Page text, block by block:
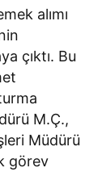
alımı
çıktı. Bu
M.Ç.,
Müdürü
görev